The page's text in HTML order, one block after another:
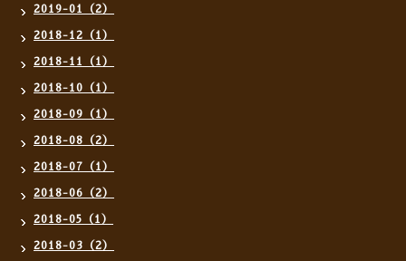
2019-01（2）
2018-12（1）
2018-11（1）
2018-10（1）
2018-09（1）
2018-08（2）
2018-07（1）
2018-06（2）
2018-05（1）
2018-03（2）